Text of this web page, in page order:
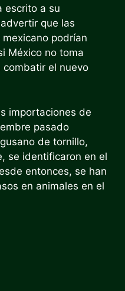
escrito a su
que las
podrían
México no toma
el nuevo
importaciones de
pasado
de tornillo,
se identificaron en el
entonces, se han
en animales en el